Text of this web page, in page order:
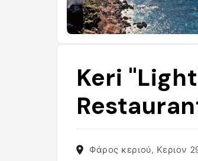
Keri
Φάρος κεριού, Κεριον